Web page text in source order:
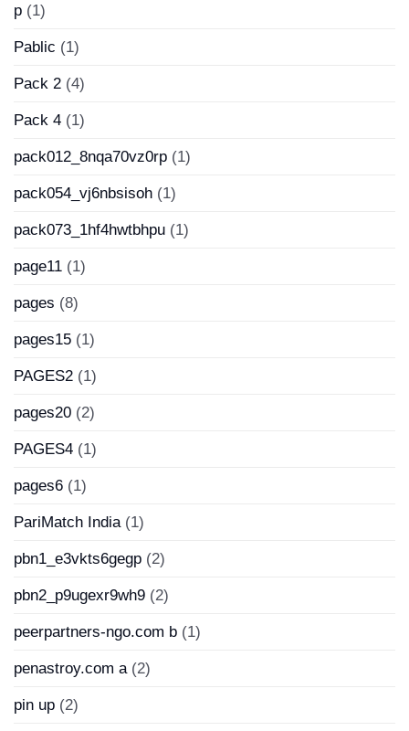
p (1)
Pablic (1)
Pack 2 (4)
Pack 4 (1)
pack012_8nqa70vz0rp (1)
pack054_vj6nbsisoh (1)
pack073_1hf4hwtbhpu (1)
page11 (1)
pages (8)
pages15 (1)
PAGES2 (1)
pages20 (2)
PAGES4 (1)
pages6 (1)
PariMatch India(1)
pbn1_e3vkts6gegp (2)
pbn2_p9ugexr9wh9 (2)
peerpartners-ngo.com b (1)
penastroy.com a(2)
pin up (2)